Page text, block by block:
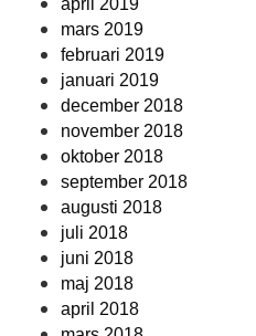
april 2019
mars 2019
februari 2019
januari 2019
december 2018
november 2018
oktober 2018
september 2018
augusti 2018
juli 2018
juni 2018
maj 2018
april 2018